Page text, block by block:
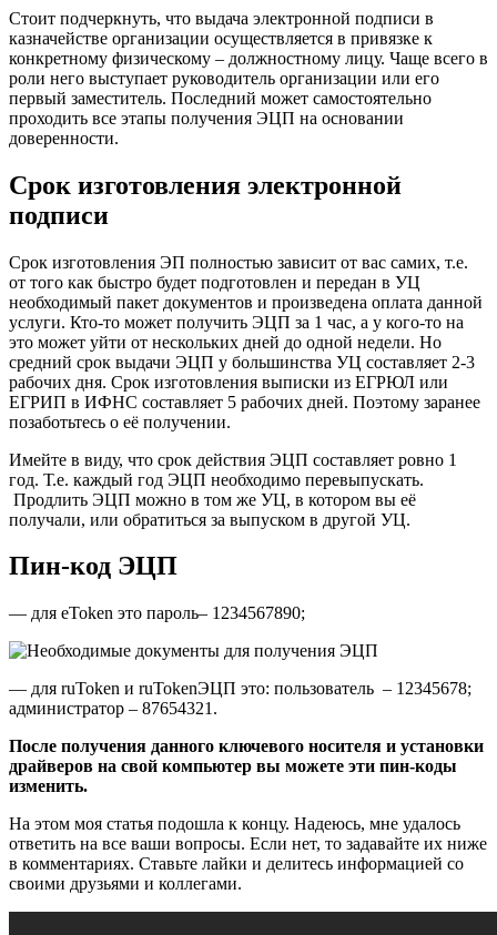
Стоит подчеркнуть, что выдача электронной подписи в
казначействе организации осуществляется в привязке к
конкретному физическому – должностному лицу. Чаще всего в
роли него выступает руководитель организации или его
первый заместитель. Последний может самостоятельно
проходить все этапы получения ЭЦП на основании
доверенности.
Срок изготовления электронной
подписи
Срок изготовления ЭП полностью зависит от вас самих, т.е.
от того как быстро будет подготовлен и передан в УЦ
необходимый пакет документов и произведена оплата данной
услуги. Кто-то может получить ЭЦП за 1 час, а у кого-то на
это может уйти от нескольких дней до одной недели. Но
средний срок выдачи ЭЦП у большинства УЦ составляет 2-3
рабочих дня. Срок изготовления выписки из ЕГРЮЛ или
ЕГРИП в ИФНС составляет 5 рабочих дней. Поэтому заранее
позаботьтесь о её получении.
Имейте в виду, что срок действия ЭЦП составляет ровно 1
год. Т.е. каждый год ЭЦП необходимо перевыпускать.
Продлить ЭЦП можно в том же УЦ, в котором вы её
получали, или обратиться за выпуском в другой УЦ.
Пин-код ЭЦП
— для eToken это пароль– 1234567890;
— для ruToken и ruTokenЭЦП это: пользователь – 12345678;
администратор – 87654321.
После получения данного ключевого носителя и установки
драйверов на свой компьютер вы можете эти пин-коды
изменить.
На этом моя статья подошла к концу. Надеюсь, мне удалось
ответить на все ваши вопросы. Если нет, то задавайте их ниже
в комментариях. Ставьте лайки и делитесь информацией со
своими друзьями и коллегами.